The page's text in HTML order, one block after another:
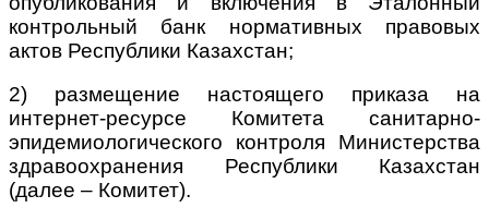
контрольный банк нормативных правовых
актов Республики Казахстан;
2) размещение настоящего приказа на
интернет-ресурсе Комитета санитарно-
эпидемиологического контроля Министерства
здравоохранения Республики Казахстан
(далее – Комитет).